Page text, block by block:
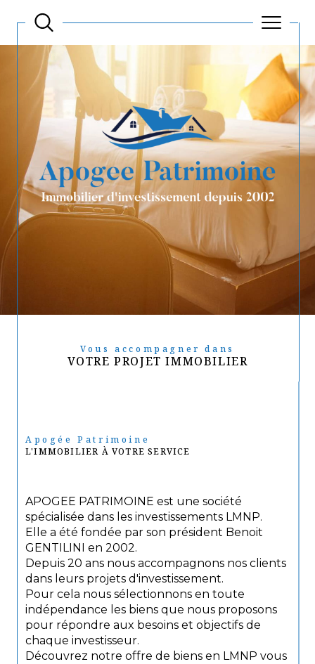
Vous accompagner dans
VOTRE PROJET IMMOBILIER
Apogée Patrimoine
L'IMMOBILIER À VOTRE SERVICE
APOGEE PATRIMOINE est une société
spécialisée dans les investissements LMNP.
Elle a été fondée par son président Benoit
GENTILINI en 2002.
Depuis 20 ans nous accompagnons nos clients
dans leurs projets d'investissement.
Pour cela nous sélectionnons en toute
indépendance les biens que nous proposons
pour répondre aux besoins et objectifs de
chaque investisseur.
Découvrez notre offre de biens en LMNP vous